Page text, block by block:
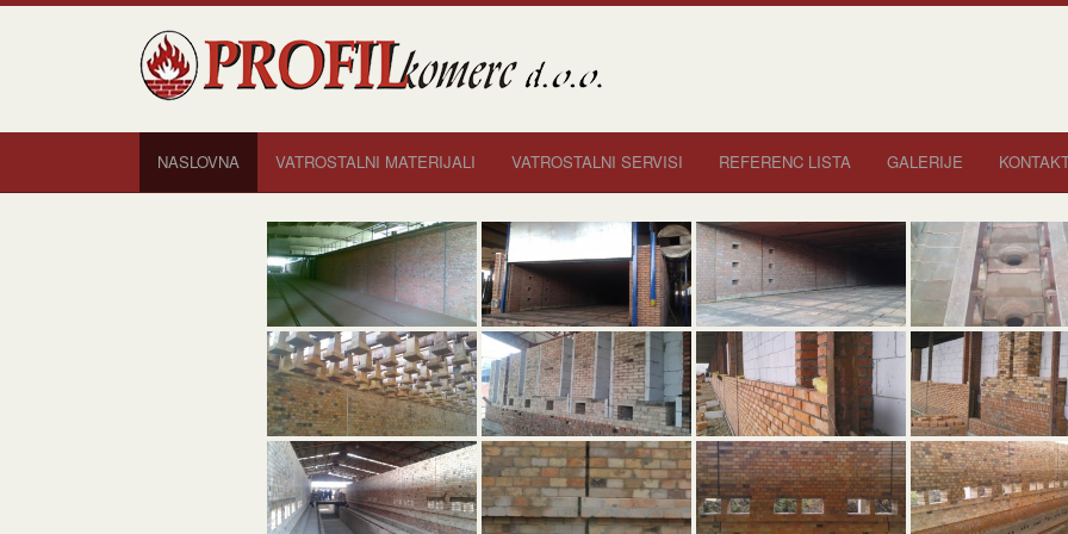
NASLOVNA VATROSTALNI MATERIJALI VATROSTALNI SERVISI REFERENC LISTA GALERIJE